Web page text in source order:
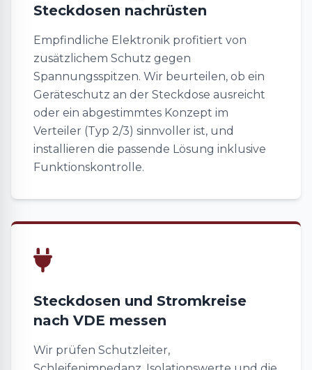
Steckdosen nachrüsten
Empfindliche Elektronik profitiert von
zusätzlichem Schutz gegen
Spannungsspitzen. Wir beurteilen, ob ein
Geräteschutz an der Steckdose ausreicht
oder ein abgestimmtes Konzept im
Verteiler (Typ 2/3) sinnvoller ist, und
installieren die passende Lösung inklusive
Funktionskontrolle.
Steckdosen und Stromkreise
nach VDE messen
Wir prüfen Schutzleiter,